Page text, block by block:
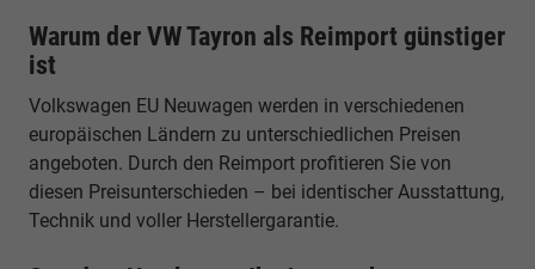
Warum der VW Tayron als Reimport günstiger
ist
Volkswagen EU Neuwagen werden in verschiedenen
europäischen Ländern zu unterschiedlichen Preisen
angeboten. Durch den Reimport profitieren Sie von
diesen Preisunterschieden – bei identischer Ausstattung,
Technik und voller Herstellergarantie.